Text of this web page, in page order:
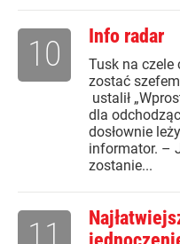
Info radar
Tusk na czele
zostać
ustalił
dla
dosłownie
informator. –
zostanie...
10
11